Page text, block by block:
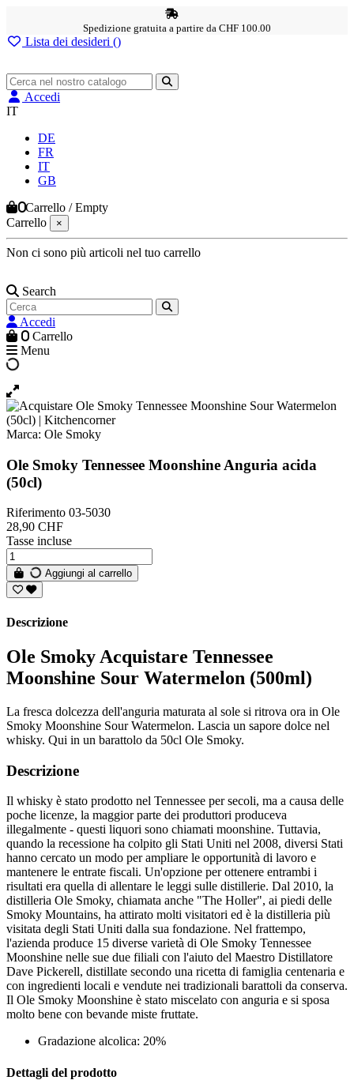
Spedizione gratuita a partire da CHF 100.00
Lista dei desideri ()
Accedi
IT
DE
FR
IT
GB
0Carrello /Empty
Carrello
×
Non ci sono più articoli nel tuo carrello
Search
Accedi
0 Carrello
Menu
Marca: Ole Smoky
Ole Smoky Tennessee Moonshine Anguria acida
(50cl)
Riferimento 03-5030
28,90 CHF
Tasse incluse
Aggiungi al carrello
Descrizione
Ole Smoky Acquistare Tennessee
Moonshine Sour Watermelon (500ml)
La fresca dolcezza dell'anguria maturata al sole si ritrova ora in Ole
Smoky Moonshine Sour Watermelon. Lascia un sapore dolce nel
whisky. Qui in un barattolo da 50cl Ole Smoky.
Descrizione
Il whisky è stato prodotto nel Tennessee per secoli, ma a causa delle
poche licenze, la maggior parte dei produttori produceva
illegalmente - questi liquori sono chiamati moonshine. Tuttavia,
quando la recessione ha colpito gli Stati Uniti nel 2008, diversi Stati
hanno cercato un modo per ampliare le opportunità di lavoro e
mantenere le entrate fiscali. Un'opzione per ottenere entrambi i
risultati era quella di allentare le leggi sulle distillerie. Dal 2010, la
distilleria Ole Smoky, chiamata anche "The Holler", ai piedi delle
Smoky Mountains, ha attirato molti visitatori ed è la distilleria più
visitata degli Stati Uniti dalla sua fondazione. Nel frattempo,
l'azienda produce 15 diverse varietà di Ole Smoky Tennessee
Moonshine nelle sue due filiali con l'aiuto del Maestro Distillatore
Dave Pickerell, distillate secondo una ricetta di famiglia centenaria e
con ingredienti locali e vendute nei tradizionali barattoli da conserva.
Il Ole Smoky Moonshine è stato miscelato con anguria e si sposa
molto bene con bevande miste fruttate.
Gradazione alcolica: 20%
Dettagli del prodotto